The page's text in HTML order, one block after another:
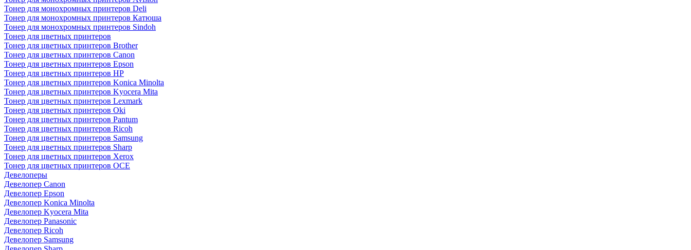
Тонер для монохромных принтеров Deli
Тонер для монохромных принтеров Катюша
Тонер для монохромных принтеров Sindoh
Тонер для цветных принтеров
Тонер для цветных принтеров Brother
Тонер для цветных принтеров Canon
Тонер для цветных принтеров Epson
Тонер для цветных принтеров HP
Тонер для цветных принтеров Konica Minolta
Тонер для цветных принтеров Kyocera Mita
Тонер для цветных принтеров Lexmark
Тонер для цветных принтеров Oki
Тонер для цветных принтеров Pantum
Тонер для цветных принтеров Ricoh
Тонер для цветных принтеров Samsung
Тонер для цветных принтеров Sharp
Тонер для цветных принтеров Xerox
Тонер для цветных принтеров OCE
Девелоперы
Девелопер Canon
Девелопер Epson
Девелопер Konica Minolta
Девелопер Kyocera Mita
Девелопер Panasonic
Девелопер Ricoh
Девелопер Samsung